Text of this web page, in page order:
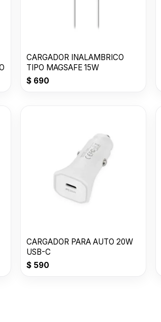
CARGADOR INALAMBRICO
TIPO MAGSAFE 15W
$690
CARGADOR PARA AUTO 20W
USB-C
$590